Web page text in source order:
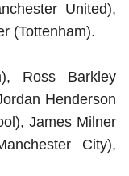
United),
(Tottenham).
Ross Barkley
Henderson
James Milner
City),